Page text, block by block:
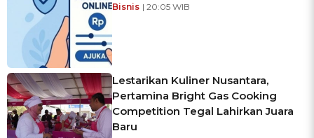
Bisnis | 20:05 WIB
Lestarikan Kuliner Nusantara,
Pertamina Bright Gas Cooking
Competition Tegal Lahirkan Juara
Baru